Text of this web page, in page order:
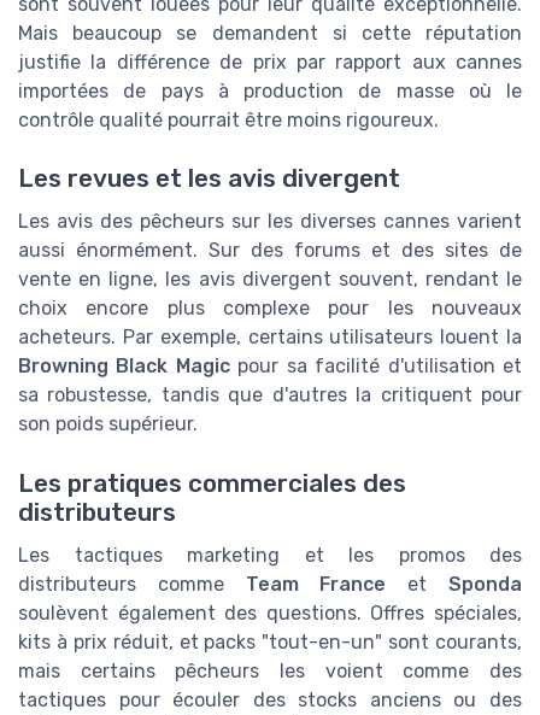
Mais beaucoup se demandent si cette réputation
justifie la différence de prix par rapport aux cannes
importées de pays à production de masse où le
contrôle qualité pourrait être moins rigoureux.
Les revues et les avis divergent
Les avis des pêcheurs sur les diverses cannes varient
aussi énormément. Sur des forums et des sites de
vente en ligne, les avis divergent souvent, rendant le
choix encore plus complexe pour les nouveaux
acheteurs. Par exemple, certains utilisateurs louent la
Browning Black Magicpour sa facilité d'utilisation et
sa robustesse, tandis que d'autres la critiquent pour
son poids supérieur.
Les pratiques commerciales des
distributeurs
Les tactiques marketing et les promos des
distributeurs comme Team France etSponda
soulèvent également des questions. Offres spéciales,
kits à prix réduit, et packs "tout-en-un" sont courants,
mais certains pêcheurs les voient comme des
tactiques pour écouler des stocks anciens ou des